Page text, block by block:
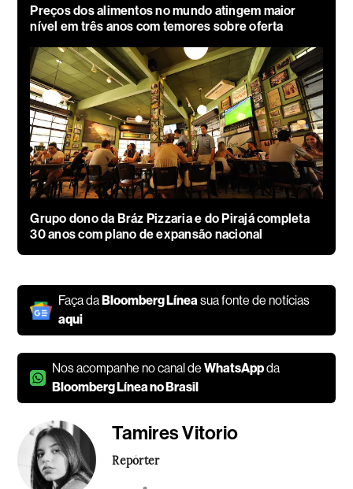
Preços dos alimentos no mundo atingem maior
nível em três anos com temores sobre oferta
Grupo dono da Bráz Pizzaria e do Pirajá completa
30 anos com plano de expansão nacional
Faça da Bloomberg Líneasua fonte de notícias
aqui
Nos acompanhe no canal deWhatsAppda
Bloomberg Línea no Brasil
Tamires Vitorio
Repórter